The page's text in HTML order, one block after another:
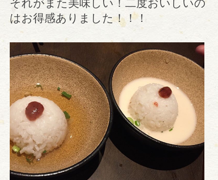
それがまた美味しい！二度おいしいの
はお得感ありました！！！